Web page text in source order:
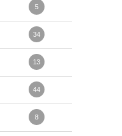
5
34
13
44
8